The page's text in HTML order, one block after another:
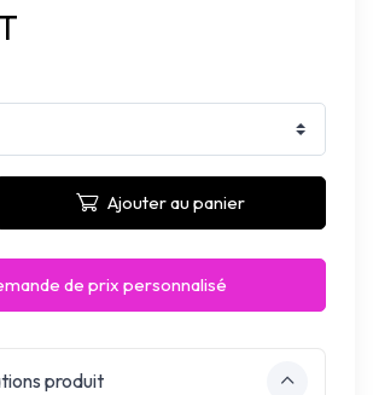
Ajouter au panier
de prix personnalisé
produit